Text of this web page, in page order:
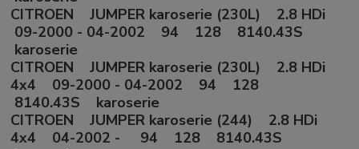
CITROEN JUMPER karoserie (230L) 2.8 HDi
09-2000 - 04-2002 94 128 8140.43S
karoserie
CITROEN JUMPER karoserie (230L) 2.8 HDi
4x4 09-2000 - 04-2002 94 128
8140.43S karoserie
CITROEN JUMPER karoserie (244) 2.8 HDi
4x4 04-2002 - 94 128 8140.43S